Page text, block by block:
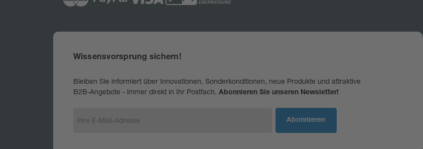
Wissensvorsprung sichern!
Bleiben Sie informiert über Innovationen, Sonderkonditionen, neue Produkte und attraktive
B2B-Angebote - immer direkt in Ihr Postfach. Abonnieren Sie unseren Newsletter!